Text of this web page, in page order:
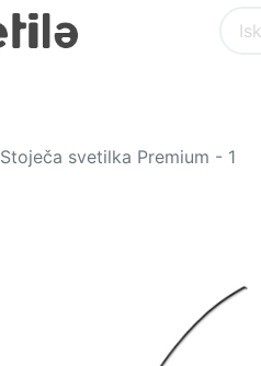
Stoječa svetilka Premium - 1